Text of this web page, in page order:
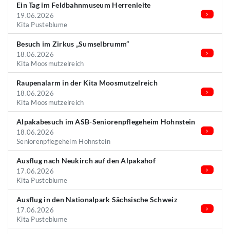
Ein Tag im Feldbahnmuseum Herrenleite
19.06.2026
Kita Pusteblume
Besuch im Zirkus „Sumselbrumm“
18.06.2026
Kita Moosmutzelreich
Raupenalarm in der Kita Moosmutzelreich
18.06.2026
Kita Moosmutzelreich
Alpakabesuch im ASB-Seniorenpflegeheim Hohnstein
18.06.2026
Seniorenpflegeheim Hohnstein
Ausflug nach Neukirch auf den Alpakahof
17.06.2026
Kita Pusteblume
Ausflug in den Nationalpark Sächsische Schweiz
17.06.2026
Kita Pusteblume